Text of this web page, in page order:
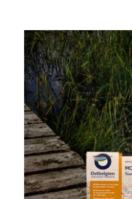
Sie
Wanderrouten,
Hotels,
Restaurants
und
Shops